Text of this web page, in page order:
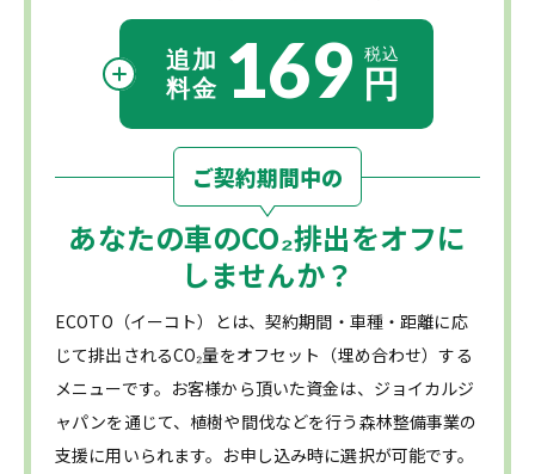
169
ご契約期間中の
あなたの車のCO₂排出をオフに
しませんか？
ECOTO（イーコト）とは、契約期間・車種・距離に応
じて排出されるCO₂量をオフセット（埋め合わせ）する
メニューです。お客様から頂いた資金は、ジョイカルジ
ャパンを通じて、植樹や間伐などを行う森林整備事業の
支援に用いられます。お申し込み時に選択が可能です。